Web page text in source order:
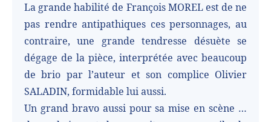
La grande habilité de François MOREL est de ne
pas rendre antipathiques ces personnages, au
contraire, une grande tendresse désuète se
dégage de la pièce, interprétée avec beaucoup
de brio par l’auteur et son complice Olivier
SALADIN, formidable lui aussi.
Un grand bravo aussi pour sa mise en scène …